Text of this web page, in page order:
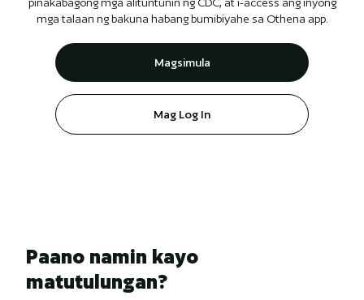
mga talaan ng bakuna habang bumibiyahe sa Othena app.
Magsimula
Mag Log In
Paano namin kayo
matutulungan?